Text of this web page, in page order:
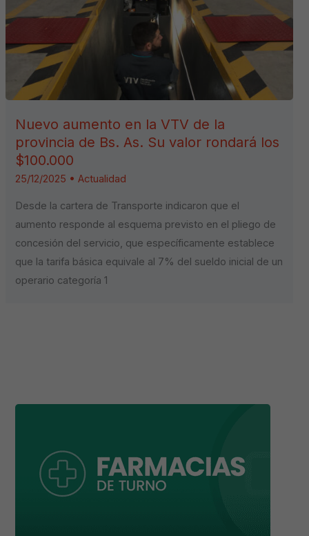
Nuevo aumento en la VTV de la
provincia de Bs. As. Su valor rondará los
$100.000
25/12/2025 •Actualidad
Desde la cartera de Transporte indicaron que el
aumento responde al esquema previsto en el pliego de
concesión del servicio, que específicamente establece
que la tarifa básica equivale al 7% del sueldo inicial de un
operario categoría 1